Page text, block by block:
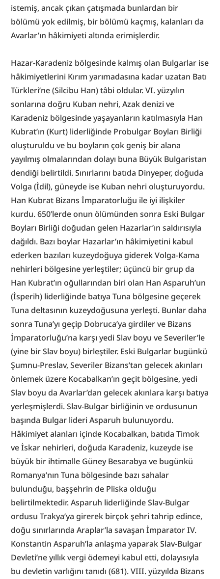
istemiş, ancak çıkan çatışmada bunlardan bir
bölümü yok edilmiş, bir bölümü kaçmış, kalanları da
Avarlar’ın hâkimiyeti altında erimişlerdir.
Hazar-Karadeniz bölgesinde kalmış olan Bulgarlar ise
hâkimiyetlerini Kırım yarımadasına kadar uzatan Batı
Türkleri’ne (Silcibu Han) tâbi oldular. VI. yüzyılın
sonlarına doğru Kuban nehri, Azak denizi ve
Karadeniz bölgesinde yaşayanların katılmasıyla Han
Kubrat’ın (Kurt) liderliğinde Probulgar Boyları Birliği
oluşturuldu ve bu boyların çok geniş bir alana
yayılmış olmalarından dolayı buna Büyük Bulgaristan
dendiği belirtildi. Sınırlarını batıda Dinyeper, doğuda
Volga (İdil), güneyde ise Kuban nehri oluşturuyordu.
Han Kubrat Bizans İmparatorluğu ile iyi ilişkiler
kurdu. 650’lerde onun ölümünden sonra Eski Bulgar
Boyları Birliği doğudan gelen Hazarlar’ın saldırısıyla
dağıldı. Bazı boylar Hazarlar’ın hâkimiyetini kabul
ederken bazıları kuzeydoğuya giderek Volga-Kama
nehirleri bölgesine yerleştiler; üçüncü bir grup da
Han Kubrat’ın oğullarından biri olan Han Asparuh’un
(İsperih) liderliğinde batıya Tuna bölgesine geçerek
Tuna deltasının kuzeydoğusuna yerleşti. Bunlar daha
sonra Tuna’yı geçip Dobruca’ya girdiler ve Bizans
İmparatorluğu’na karşı yedi Slav boyu ve Severiler’le
(yine bir Slav boyu) birleştiler. Eski Bulgarlar bugünkü
Şumnu-Preslav, Severiler Bizans’tan gelecek akınları
önlemek üzere Kocabalkan’ın geçit bölgesine, yedi
Slav boyu da Avarlar’dan gelecek akınlara karşı batıya
yerleşmişlerdi. Slav-Bulgar birliğinin ve ordusunun
başında Bulgar lideri Asparuh bulunuyordu.
Hâkimiyet alanları içinde Kocabalkan, batıda Timok
ve İskar nehirleri, doğuda Karadeniz, kuzeyde ise
büyük bir ihtimalle Güney Besarabya ve bugünkü
Romanya’nın Tuna bölgesinde bazı sahalar
bulunduğu, başşehrin de Pliska olduğu
belirtilmektedir. Asparuh liderliğinde Slav-Bulgar
ordusu Trakya’ya girerek birçok şehri tahrip edince,
doğu sınırlarında Araplar’la savaşan İmparator IV.
Konstantin Asparuh’la anlaşma yaparak Slav-Bulgar
Devleti’ne yıllık vergi ödemeyi kabul etti, dolayısıyla
bu devletin varlığını tanıdı (681). VIII. yüzyılda Bizans